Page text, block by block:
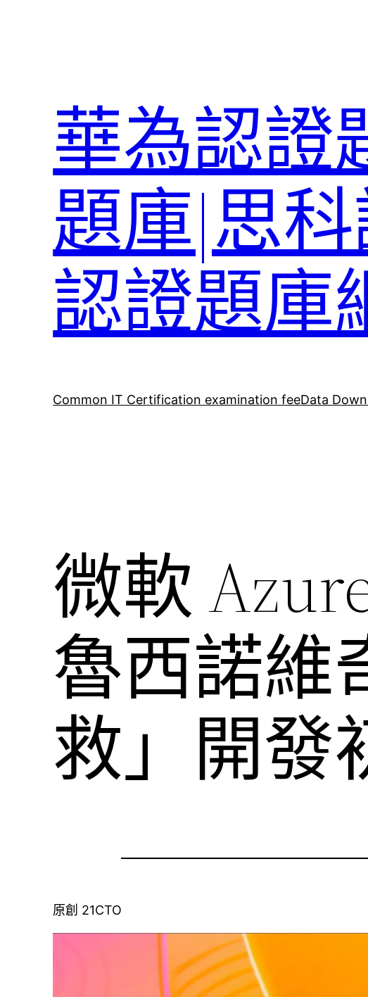
華為認證
題庫|思
認證題庫
Common IT Certification examination feeData
微軟
魯西諾維
救」開發
原創 21CTO